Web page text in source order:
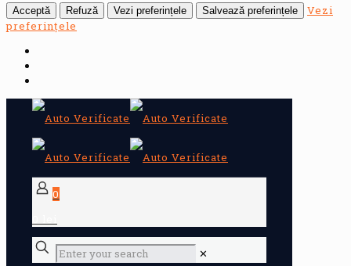
Acceptă Refuză Vezi preferințele Salvează preferințele
Vezi
preferințele
0
✕